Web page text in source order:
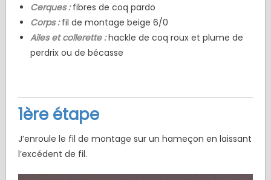
Cerques :fibres de coq pardo
Corps :fil de montage beige 6/0
Ailes et collerette :hackle de coq roux et plume de
perdrix ou de bécasse
1ère étape
J’enroule le fil de montage sur un hameçon en laissant
l’excédent de fil.